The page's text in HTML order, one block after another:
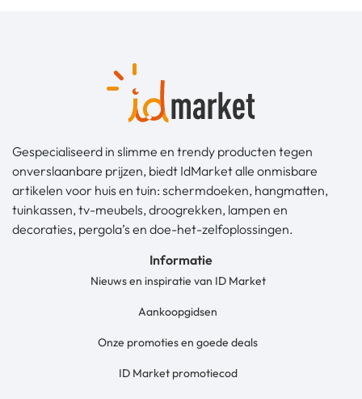
Gespecialiseerd in slimme en trendy producten tegen
onverslaanbare prijzen, biedt IdMarket alle onmisbare
artikelen voor huis en tuin: schermdoeken, hangmatten,
tuinkassen, tv-meubels, droogrekken, lampen en
decoraties, pergola’s en doe-het-zelfoplossingen.
Informatie
Nieuws en inspiratie van ID Market
Aankoopgidsen
Onze promoties en goede deals
ID Market promotiecod